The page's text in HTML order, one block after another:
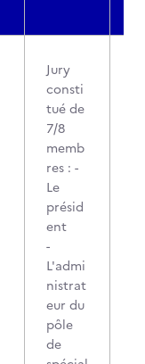
Jury
consti
tué de
7/8
memb
res : -
Le
présid
ent
-
L'admi
nistrat
eur du
pôle
de